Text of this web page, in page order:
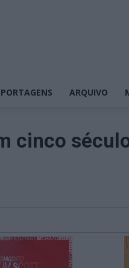
ARQUIVO
cinco